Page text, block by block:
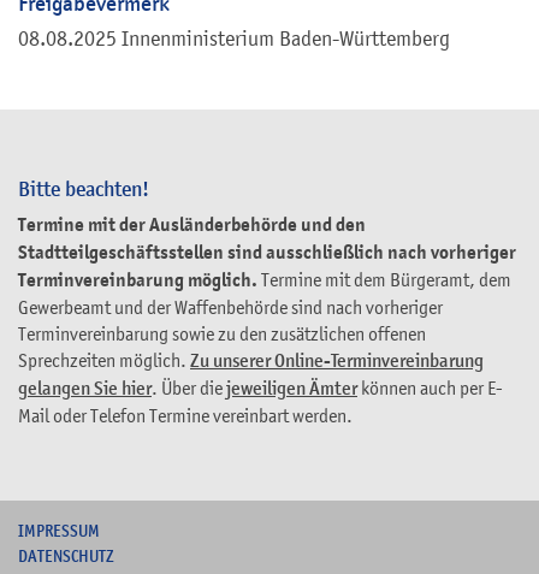
Bitte beachten!
Termine mit der Ausländerbehörde und den
Stadtteilgeschäftsstellen sind ausschließlich nach vorheriger
Terminvereinbarung möglich. Termine mit dem Bürgeramt, dem
Gewerbeamt und der Waffenbehörde sind nach vorheriger
Terminvereinbarung sowie zu den zusätzlichen offenen
Sprechzeiten möglich. Zu unserer Online-Terminvereinbarung
gelangen Sie hier. Über diejeweiligen Ämterkönnen auch per E-
Mail oder Telefon Termine vereinbart werden.
08.08.2025 Innenministerium Baden-Württemberg
IMPRESSUM
DATENSCHUTZ